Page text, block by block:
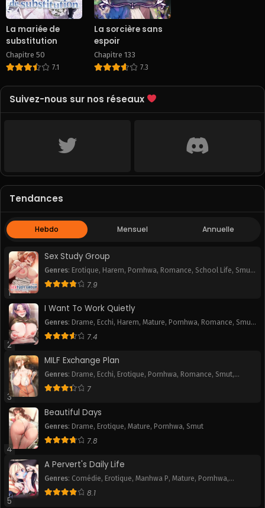
La mariée de
substitution
Chapitre 50
7.1
La sorcière sans
espoir
Chapitre 133
7.3
Suivez-nous sur nos réseaux
Tendances
Hebdo Mensuel Annuelle
1
Sex Study Group
Genres: Erotique, Harem, Pornhwa, Romance, School Life, Smut,
Webtoon
7.9
2
I Want To Work Quietly
Genres: Drame, Ecchi, Harem, Mature, Pornhwa, Romance, Smut,
Webtoon
7.4
3
MILF Exchange Plan
Genres: Drame, Ecchi, Erotique, Pornhwa, Romance, Smut,
Webtoon
7
4
Beautiful Days
Genres: Drame, Erotique, Mature, Pornhwa, Smut
7.8
5
A Pervert's Daily Life
Genres: Comédie, Erotique, Manhwa P, Mature, Pornhwa,
Romance,Slice of Life
8.1